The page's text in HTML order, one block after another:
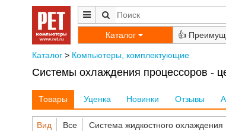
Каталог 👍
Каталог> Компьютеры, комплектующие
Системы охлаждения процессоров -
Товары Уценка Новинки Отзывы
Вид Все Система жидкостного охлаждения